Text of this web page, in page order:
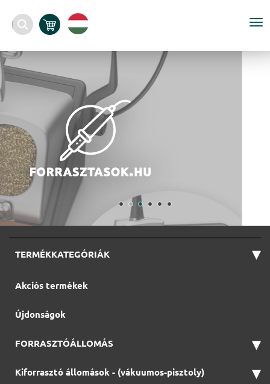
TERMÉKKATEGÓRIÁK ▾
Akciós termékek
Újdonságok
FORRASZTÓÁLLOMÁS ▾
Kiforrasztó állomások - (vákuumos-pisztoly) ▾